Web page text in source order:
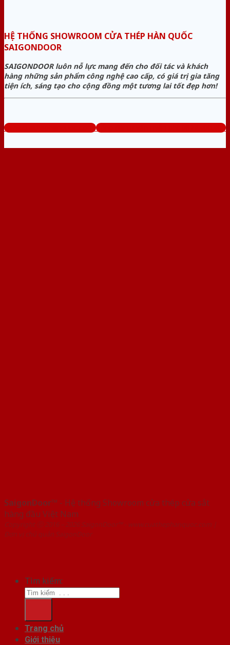
HỆ THỐNG SHOWROOM CỬA THÉP HÀN QUỐC
SAIGONDOOR
SAIGONDOOR luôn nỗ lực mang đến cho đối tác và khách
hàng những sản phẩm công nghệ cao cấp, có giá trị gia tăng
tiện ích, sáng tạo cho cộng đồng một tương lai tốt đẹp hơn!
www.cuathephanquoc.com Tổng đài tư vấn miễn phí: 0824.400.400
SaigonDoor™ - Hệ thống Showroom cửa thép cửa sắt
hàng đầu Việt Nam
Copyright ⓒ 2016 – 2026 SaigonDoor™ - www.cuathephanquoc.com |
Đơn vị chủ quản SaigonDoor
Tìm kiếm:
Trang chủ
Giới thiệu